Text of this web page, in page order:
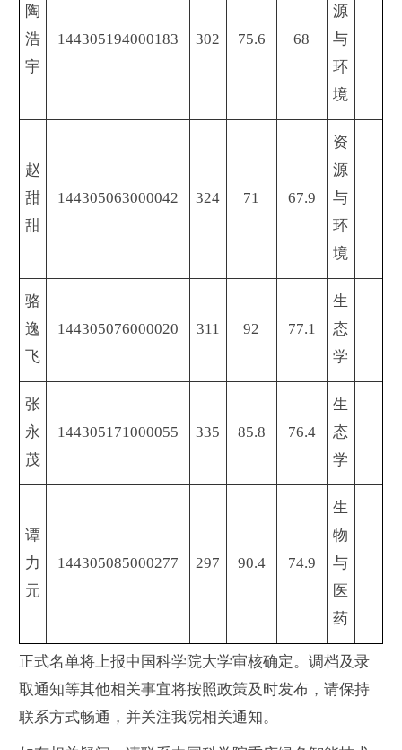
陶
浩
宇
144305194000183 302 75.6 68
源
与
环
境
赵
甜
甜
144305063000042 324 71 67.9
资
源
与
环
境
骆
逸
飞
144305076000020 311 92 77.1
生
态
学
张
永
茂
144305171000055 335 85.8 76.4
生
态
学
谭
力
元
144305085000277 297 90.4 74.9
生
物
与
医
药
正式名单将上报中国科学院大学审核确定。调档及录
取通知等其他相关事宜将按照政策及时发布，请保持
联系方式畅通，并关注我院相关通知。